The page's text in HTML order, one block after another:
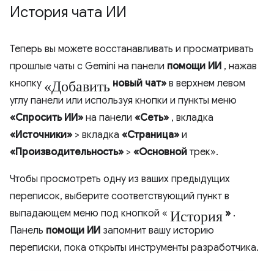
История чата ИИ
Теперь вы можете восстанавливать и просматривать
прошлые чаты с Gemini на панели помощи ИИ , нажав
кнопку «Добавить новый чат» в верхнем левом
углу панели или используя кнопки и пункты меню
«Спросить ИИ» на панели «Сеть» , вкладка
«Источники» > вкладка «Страница» и
«Производительность» > «Основной трек».
Чтобы просмотреть одну из ваших предыдущих
переписок, выберите соответствующий пункт в
выпадающем меню под кнопкой « История » .
Панель помощи ИИ запомнит вашу историю
переписки, пока открыты инструменты разработчика.